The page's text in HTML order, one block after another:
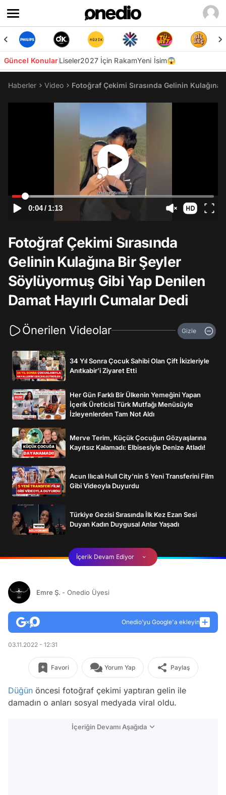
Güncel KonularLiseler2027 İçin RakamYeni İsim😱
Haberler Video Fotoğraf Çekimi Sırasında Gelinin
0:04/ 1:13
Fotoğraf Çekimi Sırasında
Gelinin Kulağına Bir Şeyler
Söylüyormuş Gibi Yap Denilen
Damat Hayırlı Cumalar Dedi
Önerilen Videolar Gizle
34 Yıl Sonra Çocuk Sahibi Olan Çift İkizleriyle
Anıtkabir’i Ziyaret Etti
Her Gün Farklı Bir Ülkenin Yemeğini Yapan
İçerik Üreticisi Türk Mutfağı Menüsüyle
İzleyenlerden Tam Not Aldı
Merve Terim, Küçük Çocuğun Gözyaşlarına
Kayıtsız Kalamadı: Elbisesiyle Denize Atladı!
Acun Ilıcalı Hull City’nin 5 Yeni Transferini Film
Gibi Videoyla Duyurdu
Türkiye Gezisi Sırasında İlk Kez Ezan Sesi
Duyan Kadın Duygusal Anlar Yaşadı
İçerik Devam Ediyor
Emre Ş. - Onedio Üyesi
Onedio’yu Google'a ekleyin
03.11.2022 - 12:31
Favori Yorum Yap Paylaş
Düğün öncesi fotoğraf çekimi yaptıran gelin ile
damadın o anları sosyal medyada viral oldu.
İçeriğin Devamı Aşağıda